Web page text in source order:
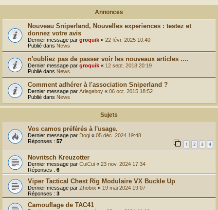
r
r
Annonces
Nouveau Sniperland, Nouvelles experiences : testez et
donnez votre avis
Dernier message par groquik « 22 févr. 2025 10:40
Publié dans News
n'oubliez pas de passer voir les nouveaux articles ....
Dernier message par groquik « 12 sept. 2018 20:19
Publié dans News
Comment adhérer à l'association Sniperland ?
Dernier message par Ariegeboy « 06 oct. 2015 18:52
Publié dans News
Sujets
Vos camos préférés à l'usage.
Dernier message par Dogi « 05 déc. 2024 19:48
Réponses : 57 1 2 3 4
Novritsch Kreuzotter
Dernier message par CuiCui « 23 nov. 2024 17:34
Réponses : 6
Viper Tactical Chest Rig Modulaire VX Buckle Up
Dernier message par Zhobiix « 19 mai 2024 19:07
Réponses : 3
Camouflage de TAC41